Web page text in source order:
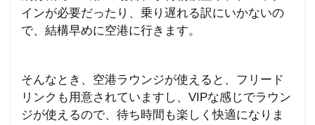
インが必要だったり、乗り遅れる訳にいかないの
で、結構早めに空港に行きます。
そんなとき、空港ラウンジが使えると、フリード
リンクも用意されていますし、 VIPな感じでラウン
ジが使えるので、待ち時間も楽しく快適になりま